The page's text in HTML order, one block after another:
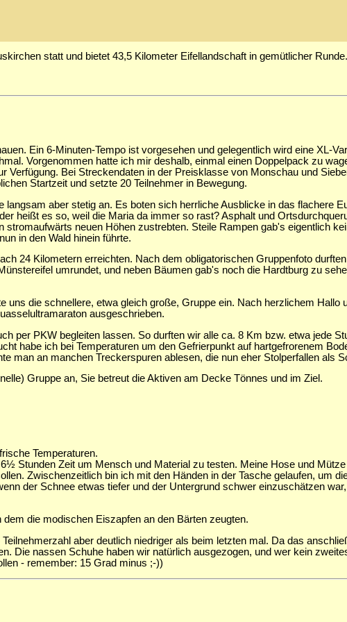
statt und bietet 43,5 Kilometer Eifellandschaft in gemütlicher Runde.
Ein 6-Minuten-Tempo ist vorgesehen und gelegentlich wird eine XL-
Vorgenommen hatte ich mir deshalb, einmal einen Doppelpack zu
Bei Streckendaten in der Preisklasse von Monschau und
Startzeit und setzte 20 Teilnehmer in Bewegung.
aber stetig an. Es boten sich herrliche Ausblicke in das flachere
heißt es so, weil die Maria da immer so rast? Asphalt und
neuen Höhen zustrebten. Steile Rampen gab's eigentlich
in den Wald hinein führte.
24 Kilometern erreichten. Nach dem obligatorischen Gruppenfoto
umrundet, und neben Bäumen gab's noch die Hardtburg zu
die schnellere, etwa gleich große, Gruppe ein. Nach herzlichem Hallo
ausgeschrieben.
per PKW begleiten lassen. So durften wir alle ca. 8 Km bzw. etwa jede
habe ich bei Temperaturen um den Gefrierpunkt auf hartgefrorenem
man an manchen Treckerspuren ablesen, die nun eher Stolperfallen als
Gruppe an, Sie betreut die Aktiven am Decke Tönnes und im Ziel.
Temperaturen.
Stunden Zeit um Mensch und Material zu testen. Meine Hose und
Zwischenzeitlich bin ich mit den Händen in der Tasche gelaufen, um
der Schnee etwas tiefer und der Untergrund schwer einzuschätzen
die modischen Eiszapfen an den Bärten zeugten.
aber deutlich niedriger als beim letzten mal. Da das
Die nassen Schuhe haben wir natürlich ausgezogen, und wer kein
- remember: 15 Grad minus ;-))